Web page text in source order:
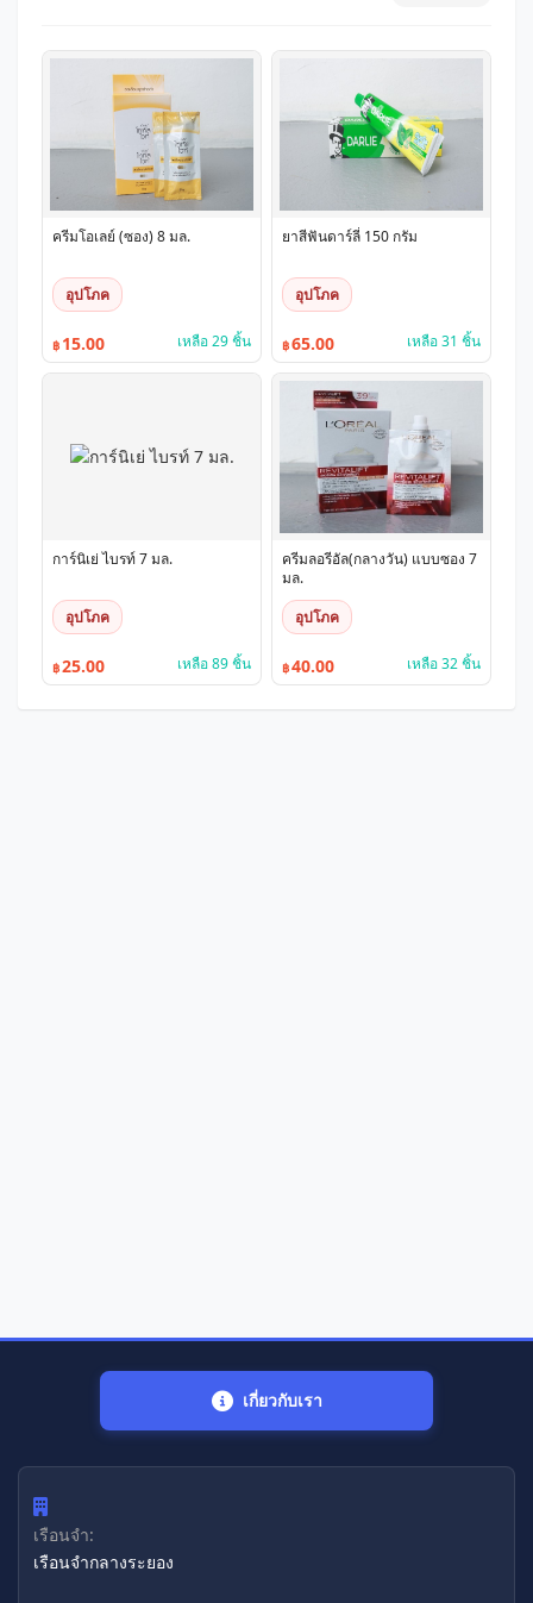
ครีมโอเลย์ (ซอง) 8 มล.
อุปโภค
฿ 15.00 เหลือ 29 ชิ้น
ยาสีฟันดาร์ลี่ 150 กรัม
อุปโภค
฿65.00 เหลือ 31 ชิ้น
การ์นิเย่ ไบรท์ 7 มล.
อุปโภค
฿25.00 เหลือ 89 ชิ้น
ครีมลอรีอัล(กลางวัน) แบบซอง 7
มล.
อุปโภค
฿40.00 เหลือ 32 ชิ้น
เกี่ยวกับเรา
เรือนจำ:
เรือนจํากลางระยอง